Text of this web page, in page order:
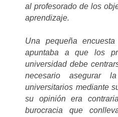
al profesorado de los
aprendizaje.
Una pequeña
apuntaba a que los
universidad debe
necesario asegurar
universitarios mediante
su opinión era
burocracia que